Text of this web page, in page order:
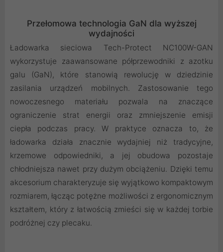
Przełomowa technologia GaN dla wyższej
wydajności
Ładowarka sieciowa Tech-Protect NC100W-GAN
wykorzystuje zaawansowane półprzewodniki z azotku
galu (GaN), które stanowią rewolucję w dziedzinie
zasilania urządzeń mobilnych. Zastosowanie tego
nowoczesnego materiału pozwala na znaczące
ograniczenie strat energii oraz zmniejszenie emisji
ciepła podczas pracy. W praktyce oznacza to, że
ładowarka działa znacznie wydajniej niż tradycyjne,
krzemowe odpowiedniki, a jej obudowa pozostaje
chłodniejsza nawet przy dużym obciążeniu. Dzięki temu
akcesorium charakteryzuje się wyjątkowo kompaktowym
rozmiarem, łącząc potężne możliwości z ergonomicznym
kształtem, który z łatwością zmieści się w każdej torbie
podróżnej czy plecaku.